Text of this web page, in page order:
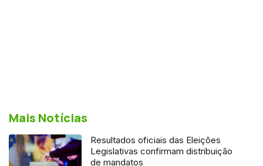
Mais Notícias
Resultados oficiais das Eleições
Legislativas confirmam distribuição
de mandatos